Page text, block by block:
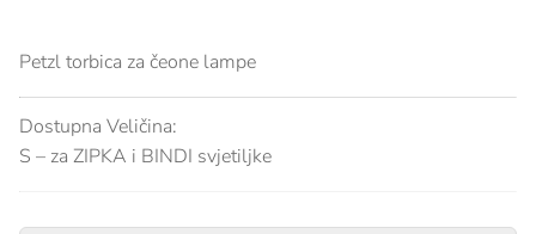
Petzl torbica za čeone lampe
Dostupna Veličina:
S – za ZIPKA i BINDI svjetiljke